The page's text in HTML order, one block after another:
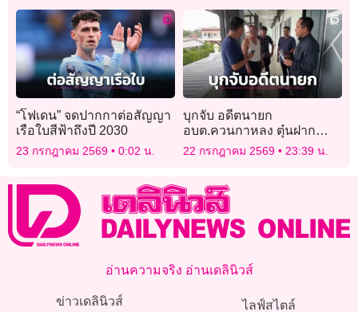
“โฟเดน” จดปากกาต่อสัญญา
เรือใบสีฟ้าถึงปี 2030
23 กรกฎาคม 2569 0:02 น.
บุกจับ อดีตนายก
อบต.ควนกาหลง ตุ๋นฝาก
ราชการ หอบเงินล้านหนี
กบดานโคราช
22 กรกฎาคม 2569 23:39 น.
อ่านความจริง อ่านเดลินิวส์
ข่าวเดลินิวส์ ไลฟ์สไตล์